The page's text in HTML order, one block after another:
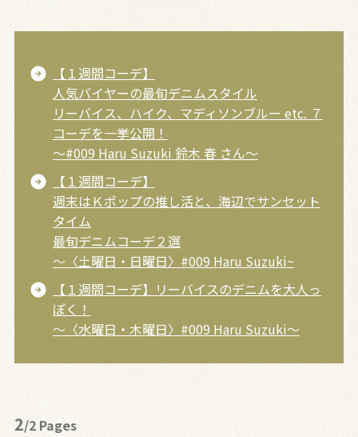
【１週間コーデ】
人気バイヤーの最旬デニムスタイル
リーバイス、ハイク、マディソンブルー etc. ７
コーデを一挙公開！
～#009 Haru Suzuki 鈴木 春 さん～
【１週間コーデ】
週末はＫポップの推し活と、海辺でサンセット
タイム
最旬デニムコーデ２選
～〈土曜日・日曜日〉#009 Haru Suzuki~
【１週間コーデ】リーバイスのデニムを大人っ
ぽく！
～〈水曜日・木曜日〉#009 Haru Suzuki～
2/2 Pages